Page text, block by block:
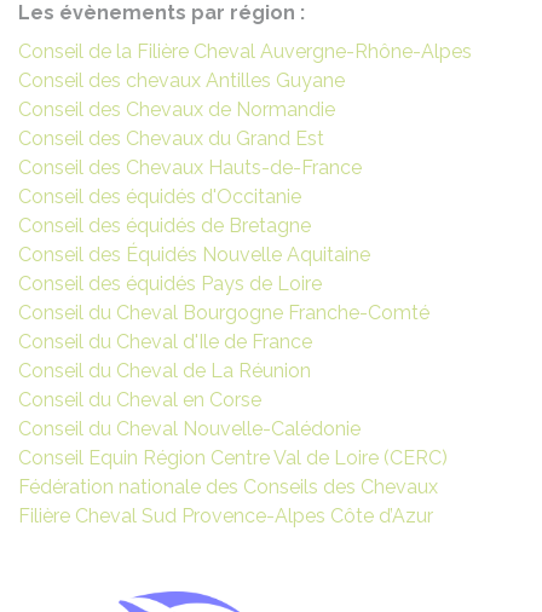
Les évènements par région :
Conseil de la Filière Cheval Auvergne-Rhône-Alpes
Conseil des chevaux Antilles Guyane
Conseil des Chevaux de Normandie
Conseil des Chevaux du Grand Est
Conseil des Chevaux Hauts-de-France
Conseil des équidés d'Occitanie
Conseil des équidés de Bretagne
Conseil des Équidés Nouvelle Aquitaine
Conseil des équidés Pays de Loire
Conseil du Cheval Bourgogne Franche-Comté
Conseil du Cheval d'Ile de France
Conseil du Cheval de La Réunion
Conseil du Cheval en Corse
Conseil du Cheval Nouvelle-Calédonie
Conseil Equin Région Centre Val de Loire (CERC)
Fédération nationale des Conseils des Chevaux
Filière Cheval Sud Provence-Alpes Côte d’Azur